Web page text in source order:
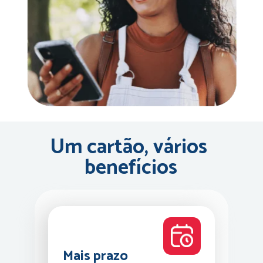
Um cartão, vários
benefícios
Mais prazo